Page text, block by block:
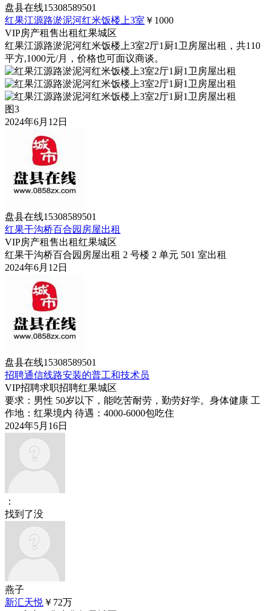
盘县在线15308589501
红果江源路淤泥河红米饭楼上3室 ￥1000
VIP房产租售出租红果城区
红果江源路淤泥河红米饭楼上3室2厅1厨1卫房屋出租，共110
平方,1000元/月，价格也可面议商谈。
图3
2024年6月12日
盘县在线15308589501
红果干沟桥百合园房屋出租
VIP房产租售出租红果城区
红果干沟桥百合园房屋出租 2 号楼 2 单元 501 室出租
2024年6月12日
盘县在线15308589501
招聘通信线路安装的普工和技术员
VIP招聘求职招聘红果城区
要求：男性 50岁以下，能吃苦耐劳，勤劳好学。身体健康 工
作地：红果境内 待遇：4000-6000包吃住
2024年5月16日
：
找到了没
燕子
新汇天悦 ￥72万